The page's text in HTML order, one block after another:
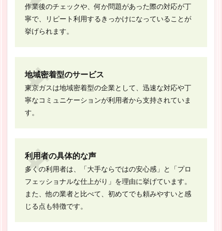
作業後のチェックや、何か問題があった際の対応が丁
寧で、リピート利用するきっかけになっていることが
挙げられます。
地域密着型のサービス
東京ガスは地域密着型の企業として、迅速な対応や丁
寧なコミュニケーションが利用者から支持されていま
す。
利用者の具体的な声
多くの利用者は、「大手ならではの安心感」と「プロ
フェッショナルな仕上がり」を理由に挙げています。
また、他の業者と比べて、初めてでも頼みやすいと感
じる点も特徴です。